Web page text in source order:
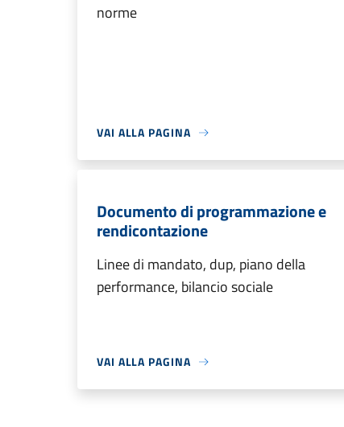
norme
VAI ALLA PAGINA
Documento di programmazione e
rendicontazione
Linee di mandato, dup, piano della
performance, bilancio sociale
VAI ALLA PAGINA